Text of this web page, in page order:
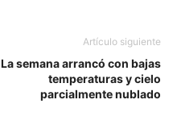
Artículo siguiente
La semana arrancó con bajas
temperaturas y cielo
parcialmente nublado